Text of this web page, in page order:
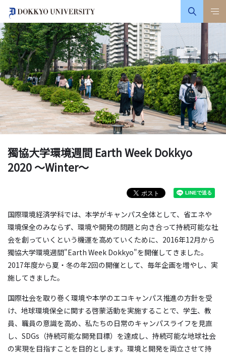
獨協大学環境週間 Earth Week Dokkyo
2020 ～Winter～
国際環境経済学科では、本学がキャンパス全体として、省エネや
環境保全のみならず、環境や開発の問題と向き合って持続可能な社
会を創っていくという機運を高めていくために、 2016年12月から
獨協大学環境週間"Earth Week Dokkyo"を開催してきました。
2017年度から夏・冬の年2回の開催として、毎年企画を増やし、実
施してきました。
国際社会を取り巻く環境や本学のエコキャンパス推進の方針を受
け、地球環境保全に関する啓蒙活動を実施することで、学生、教
員、職員の意識を高め、私たちの日常のキャンパスライフを見直
し、 SDGs （持続可能な開発目標）を達成し、持続可能な地球社会
の実現を目指すことを目的とします。環境と開発を両立させて持